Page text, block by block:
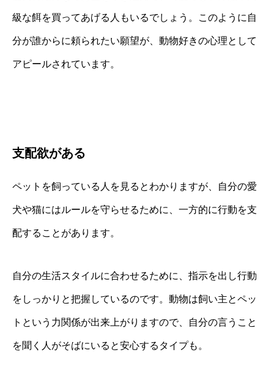
級な餌を買ってあげる人もいるでしょう。このように自
分が誰からに頼られたい願望が、動物好きの心理として
アピールされています。
支配欲がある
ペットを飼っている人を見るとわかりますが、自分の愛
犬や猫にはルールを守らせるために、一方的に行動を支
配することがあります。
自分の生活スタイルに合わせるために、指示を出し行動
をしっかりと把握しているのです。動物は飼い主とペッ
トという力関係が出来上がりますので、自分の言うこと
を聞く人がそばにいると安心するタイプも。